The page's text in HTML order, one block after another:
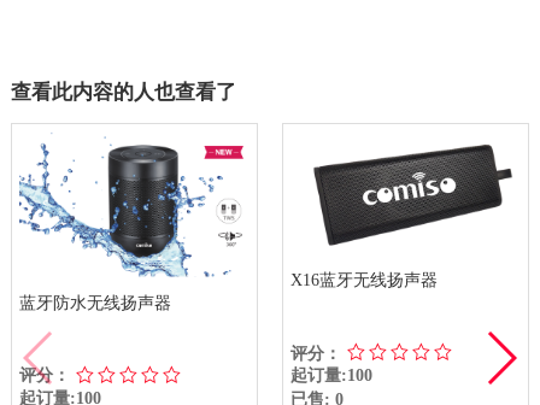
查看此内容的人也查看了
蓝牙防水无线扬声器
评分：
起订量:100
X16蓝牙无线扬声器
评分：
起订量:100
已售: 0